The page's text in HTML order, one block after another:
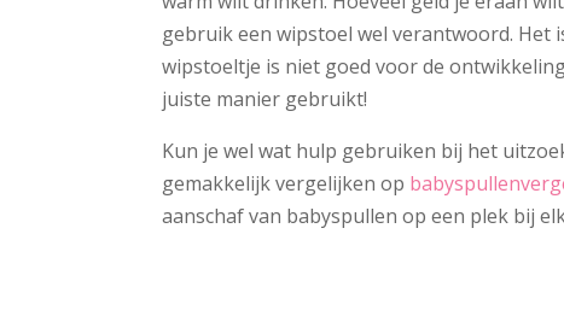
gebruik een wipstoel wel verantwoord. Het
wipstoeltje is niet goed voor de
juiste manier gebruikt!
Kun je wel wat hulp gebruiken bij het
gemakkelijk vergelijken op
aanschaf van babyspullen op een plek bij